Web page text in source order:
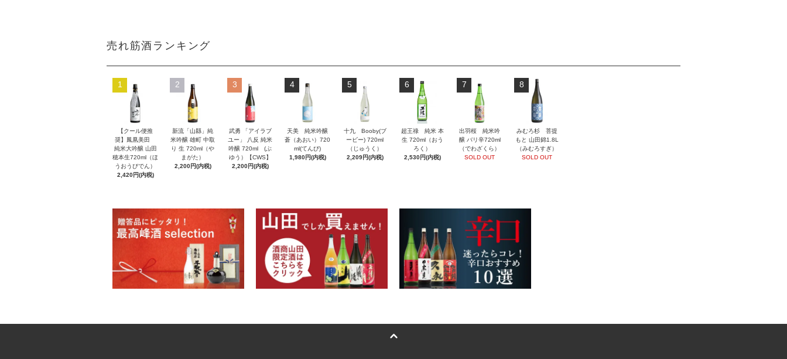
売れ筋酒ランキング
1
【クール便推
奨】鳳凰美田
純米大吟醸 山田
穂本生720ml（ほ
うおうびでん）
2,420円(内税)
2
新流「山縣」純
米吟醸 雄町 中取
り 生 720ml（や
まがた）
2,200円(内税)
3
武勇 「アイラブ
ユー」 八反 純米
吟醸 720ml (ぶ
ゆう）【CWS】
2,200円(内税)
4
天美 純米吟醸
蒼（あおい）720
ml(てんび)
1,980円(内税)
5
十九 Booby(ブ
ービー) 720ml
（じゅうく）
2,209円(内税)
6
超王祿 純米 本
生 720ml（おう
ろく）
2,530円(内税)
7
出羽桜 純米吟
醸 バリ辛720ml
（でわざくら）
SOLD OUT
8
みむろ杉 菩提
もと 山田錦1.8L
（みむろすぎ）
SOLD OUT